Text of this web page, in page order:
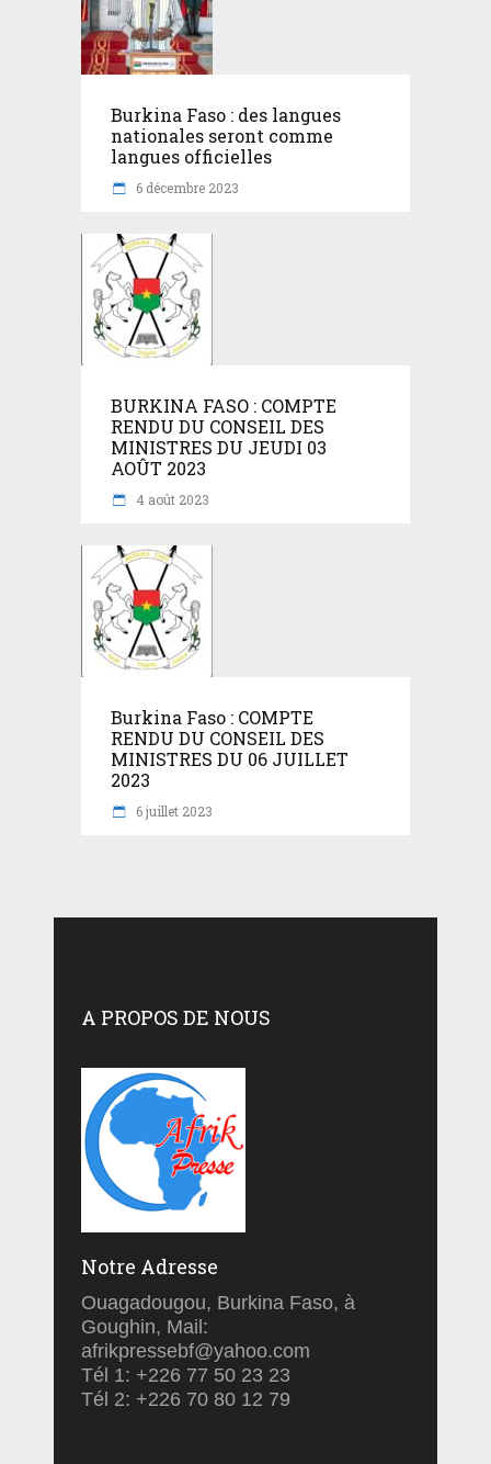
Burkina Faso : des langues
nationales seront comme
langues officielles
6 décembre 2023
BURKINA FASO : COMPTE
RENDU DU CONSEIL DES
MINISTRES DU JEUDI 03
AOÛT 2023
4 août 2023
Burkina Faso : COMPTE
RENDU DU CONSEIL DES
MINISTRES DU 06 JUILLET
2023
6 juillet 2023
A PROPOS DE NOUS
Notre Adresse
Ouagadougou, Burkina Faso, à
Goughin, Mail:
afrikpressebf@yahoo.com
Tél 1: +226 77 50 23 23
Tél 2: +226 70 80 12 79